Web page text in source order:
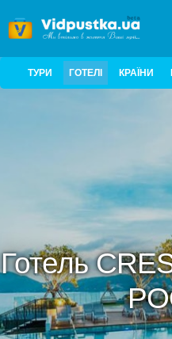
ТУРИ ГОТЕЛІ КРАЇНИ
Готель